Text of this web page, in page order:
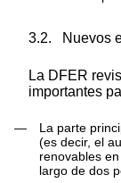
3.2. Nuevos
La DFER
importantes
—
La parte
(es decir, el
renovables
largo de dos